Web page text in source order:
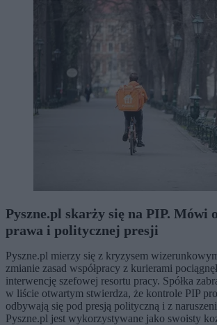
Pyszne.pl skarży się na PIP. Mówi
prawa i politycznej presji
Pyszne.pl mierzy się z kryzysem
zmianie zasad współpracy z kurierami
interwencję szefowej resortu pracy. Spółka
w liście otwartym stwierdza, że kontrole PIP
odbywają się pod presją polityczną i z
Pyszne.pl jest wykorzystywane jako swoisty